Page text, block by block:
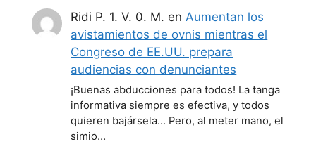
Ridi P. 1. V. 0. M. enAumentan los
avistamientos de ovnis mientras el
Congreso de EE.UU. prepara
audiencias con denunciantes
¡Buenas abducciones para todos! La tanga
informativa siempre es efectiva, y todos
quieren bajársela... Pero, al meter mano, el
simio…